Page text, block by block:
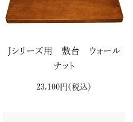
Ｊシリーズ用 敷台 ウォール
ナット
23,100円 （税込）